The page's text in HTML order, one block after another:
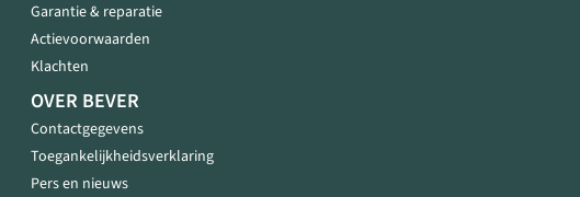
Garantie & reparatie
Actievoorwaarden
Klachten
OVER BEVER
Contactgegevens
Toegankelijkheidsverklaring
Pers en nieuws